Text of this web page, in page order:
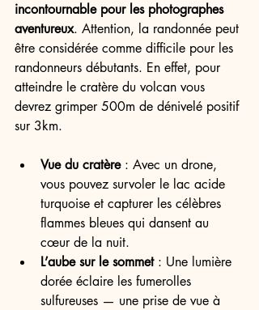
incontournable pour les photographes
aventureux. Attention, la randonnée peut
être considérée comme difficile pour les
randonneurs débutants. En effet, pour
atteindre le cratère du volcan vous
devrez grimper 500m de dénivelé positif
sur 3km.
Vue du cratère : Avec un drone,
vous pouvez survoler le lac acide
turquoise et capturer les célèbres
flammes bleues qui dansent au
cœur de la nuit.
L’aube sur le sommet : Une lumière
dorée éclaire les fumerolles
sulfureuses — une prise de vue à